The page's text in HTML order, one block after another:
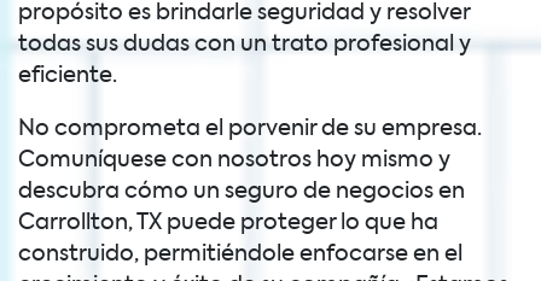
propósito es brindarle seguridad y resolver
todas sus dudas con un trato profesional y
eficiente.
No comprometa el porvenir de su empresa.
Comuníquese con nosotros hoy mismo y
descubra cómo un seguro de negocios en
Carrollton, TX puede proteger lo que ha
construido, permitiéndole enfocarse en el